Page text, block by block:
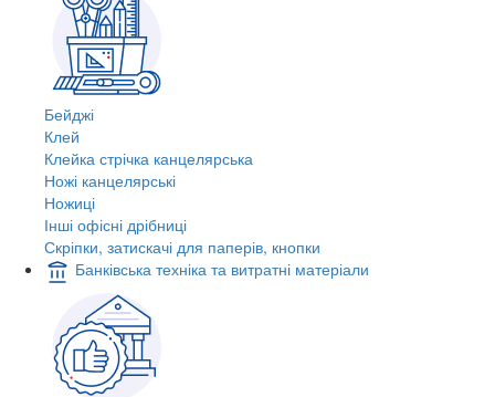
Бейджі
Клей
Клейка стрічка канцелярська
Ножі канцелярські
Ножиці
Інші офісні дрібниці
Скріпки, затискачі для паперів, кнопки
Банківська техніка та витратні матеріали